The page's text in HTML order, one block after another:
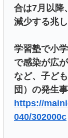
合は7月以降
減少する兆
学習塾で小
で感染が広
など、子ど
団）の発生
https://
040/302000c